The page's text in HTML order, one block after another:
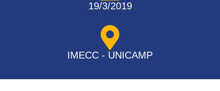
19/3/2019
IMECC - UNICAMP